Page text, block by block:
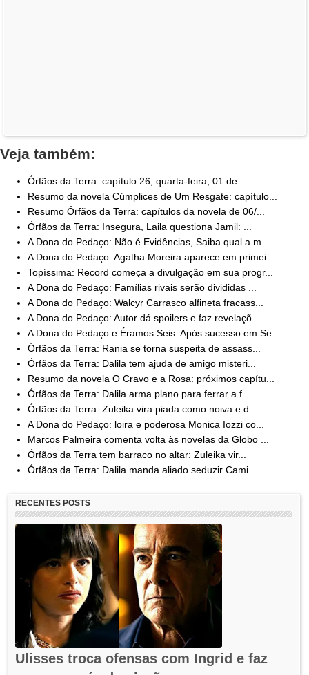
Veja também:
Órfãos da Terra: capítulo 26, quarta-feira, 01 de ...
Resumo da novela Cúmplices de Um Resgate: capítulo...
Resumo Órfãos da Terra: capítulos da novela de 06/...
Órfãos da Terra: Insegura, Laila questiona Jamil: ...
A Dona do Pedaço: Não é Evidências, Saiba qual a m...
A Dona do Pedaço: Agatha Moreira aparece em primei...
Topíssima: Record começa a divulgação em sua progr...
A Dona do Pedaço: Famílias rivais serão divididas ...
A Dona do Pedaço: Walcyr Carrasco alfineta fracass...
A Dona do Pedaço: Autor dá spoilers e faz revelaçõ...
A Dona do Pedaço e Éramos Seis: Após sucesso em Se...
Órfãos da Terra: Rania se torna suspeita de assass...
Órfãos da Terra: Dalila tem ajuda de amigo misteri...
Resumo da novela O Cravo e a Rosa: próximos capítu...
Órfãos da Terra: Dalila arma plano para ferrar a f...
Órfãos da Terra: Zuleika vira piada como noiva e d...
A Dona do Pedaço: loira e poderosa Monica Iozzi co...
Marcos Palmeira comenta volta às novelas da Globo ...
Órfãos da Terra tem barraco no altar: Zuleika vir...
Órfãos da Terra: Dalila manda aliado seduzir Cami...
RECENTES POSTS
Ulisses troca ofensas com Ingrid e faz